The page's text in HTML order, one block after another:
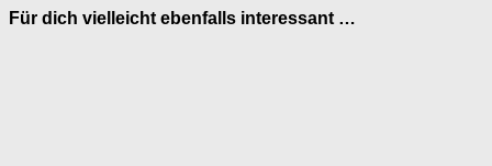
Für dich vielleicht ebenfalls interessant …